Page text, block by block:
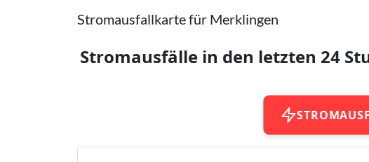
Stromausfallkarte für Merklingen
Stromausfälle in den letzten 24